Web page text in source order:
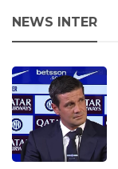
NEWS INTER